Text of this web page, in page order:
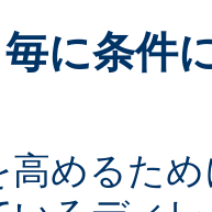
に条件
高めるた